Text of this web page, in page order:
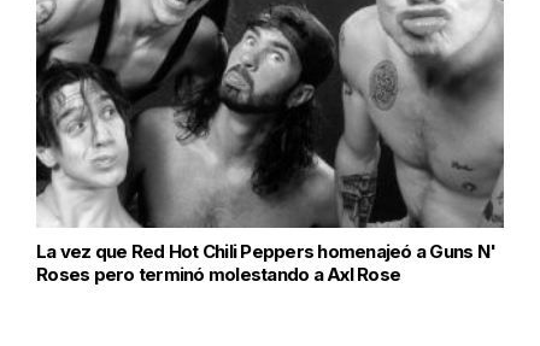
La vez que Red Hot Chili Peppers homenajeó a Guns N'
Roses pero terminó molestando a Axl Rose